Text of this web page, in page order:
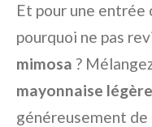
Et pour une
pourquoi ne pas
mimosa ?
mayonnaise légère
généreusement de